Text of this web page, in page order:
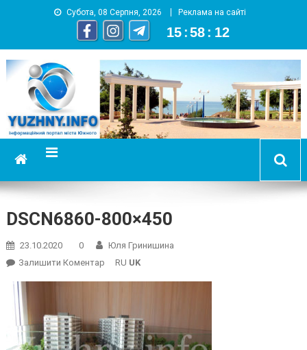
Субота, 08 Серпня, 2026 Реклама на сайті
15 :58 : 12
YUZHNY.INFO
информационный портал города Южный
DSCN6860-800×450
23.10.2020 0
Юля Гринишина
Залишити КоментарOn RU UK